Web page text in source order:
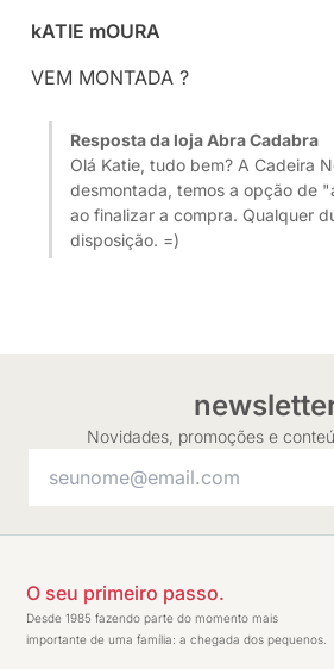
kATIE mOURA
VEM MONTADA ?
Resposta da loja Abra Cadabra
Olá Katie, tudo bem? A Cadeira
desmontada, temos a opção de
ao finalizar a compra. Qualquer
disposição. =)
Novidades, promoções e
O seu primeiro passo.
Desde 1985 fazendo parte do momento mais
importante de uma família: a chegada dos pequenos.